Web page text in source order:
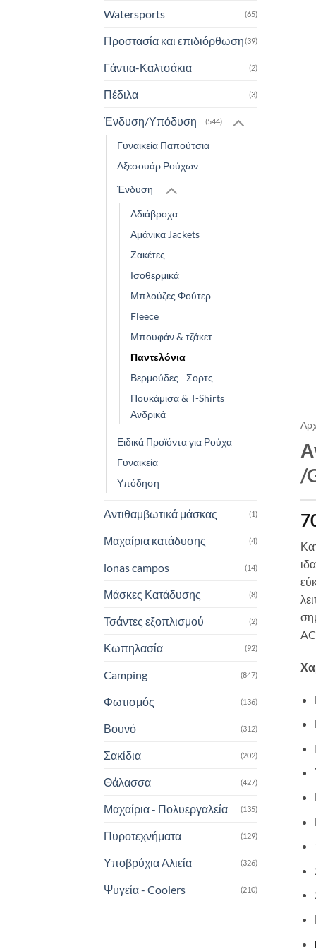
Watersports (65)
Προστασία και επιδιόρθωση(39)
Γάντια-Καλτσάκια (2)
Πέδιλα (3)
Ένδυση/Υπόδυση (544)
Γυναικεία Παπούτσια
Αξεσουάρ Ρούχων
Ένδυση
Αδιάβροχα
Αμάνικα Jackets
Ζακέτες
Ισοθερμικά
Μπλούζες Φούτερ
Fleece
Μπουφάν & τζάκετ
Παντελόνια
Βερμούδες - Σορτς
Πουκάμισα & T-Shirts
Ανδρικά
Ειδικά Προϊόντα για Ρούχα
Γυναικεία
Υπόδηση
Αντιθαμβωτικά μάσκας (1)
Μαχαίρια κατάδυσης (4)
ionas campos (14)
Μάσκες Κατάδυσης (8)
Τσάντες εξοπλισμού (2)
Κωπηλασία (92)
Camping (847)
Φωτισμός (136)
Βουνό (312)
Σακίδια (202)
Θάλασσα (427)
Μαχαίρια - Πολυεργαλεία (135)
Πυροτεχνήματα (129)
Υποβρύχια Αλιεία (326)
Ψυγεία - Coolers (210)
/